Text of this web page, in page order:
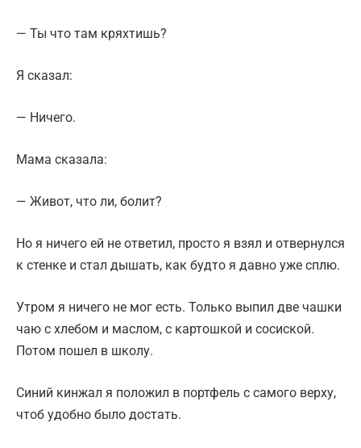
— Ты что там кряхтишь?
Я сказал:
— Ничего.
Мама сказала:
— Живот, что ли, болит?
Но я ничего ей не ответил, просто я взял и отвернулся
к стенке и стал дышать, как будто я давно уже сплю.
Утром я ничего не мог есть. Только выпил две чашки
чаю с хлебом и маслом, с картошкой и сосиской.
Потом пошел в школу.
Синий кинжал я положил в портфель с самого верху,
чтоб удобно было достать.